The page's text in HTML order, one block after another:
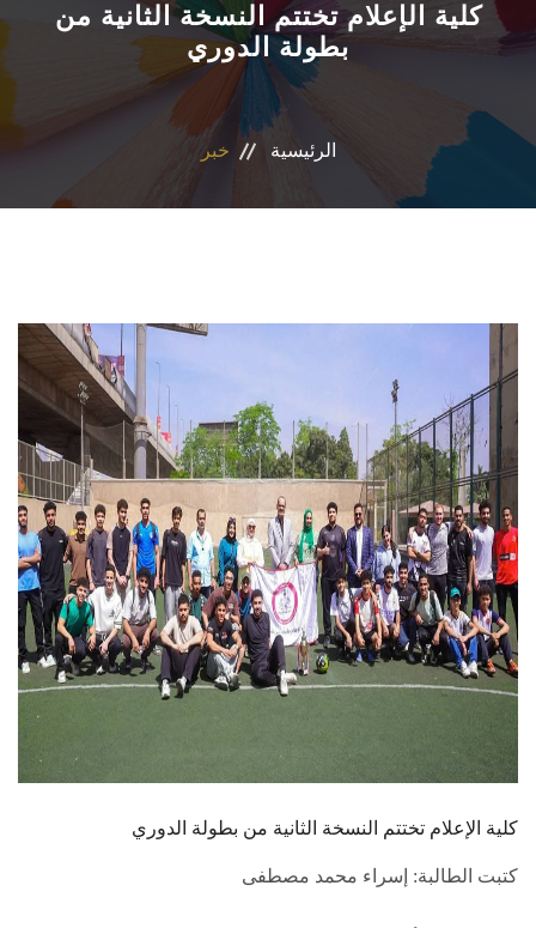
الوحدات والمراكز
تواصل معنا
كلية الإعلام تختتم النسخة الثانية من
بطولة الدوري
الرئيسية خبر
كلية الإعلام تختتم النسخة الثانية من بطولة الدوري
كتبت الطالبة: إسراء محمد مصطفى